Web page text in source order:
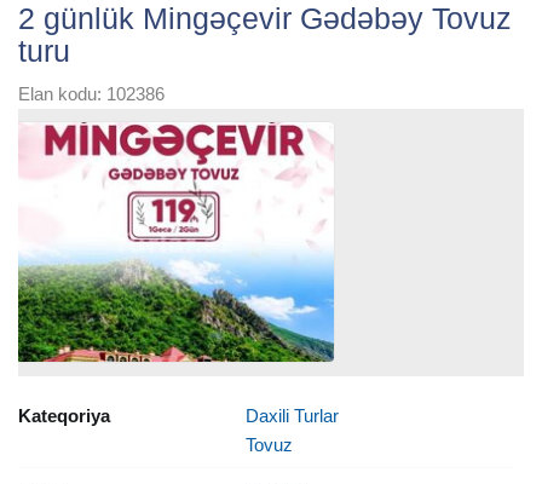
2 günlük Mingəçevir Gədəbəy Tovuz
turu
Elan kodu: 102386
Kateqoriya
Daxili Turlar
Tovuz